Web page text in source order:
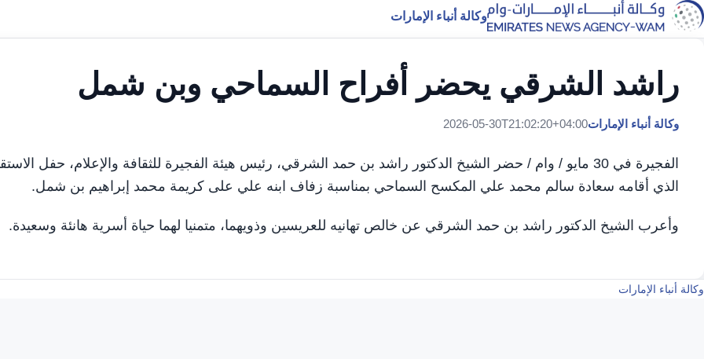
وكالة أنباء الإمارات
راشد الشرقي يحضر أفراح السماحي وبن شمل
وكالة أنباء الإمارات2026-05-30T21:02:20+04:00
الفجيرة في 30 مايو / وام / حضر الشيخ الدكتور راشد بن حمد الشرقي، رئيس هيئة الفجيرة للثقافة والإعلام، حفل
الذي أقامه سعادة سالم محمد علي المكسح السماحي بمناسبة زفاف ابنه علي على كريمة محمد إبراهيم بن شمل.
وأعرب الشيخ الدكتور راشد بن حمد الشرقي عن خالص تهانيه للعريسين وذويهما، متمنيا لهما حياة أسرية هانئة وسعيدة.
وكالة أنباء الإمارات